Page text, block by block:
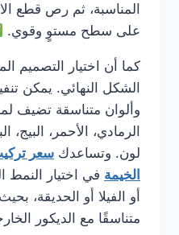
المناسبة، ثم رص قطع
على سطح مستوٍ وقوي.
كما أن اختيار التصميم
الشكل النهائي. يمكن
وألوان متناسقة تضيف
الرمادي، الأحمر، البيج،
لون. وتساعدك سعر
الخيمة في اختيار النمط
أو الفيلا أو الحديقة،
متناسقًا مع الديكور